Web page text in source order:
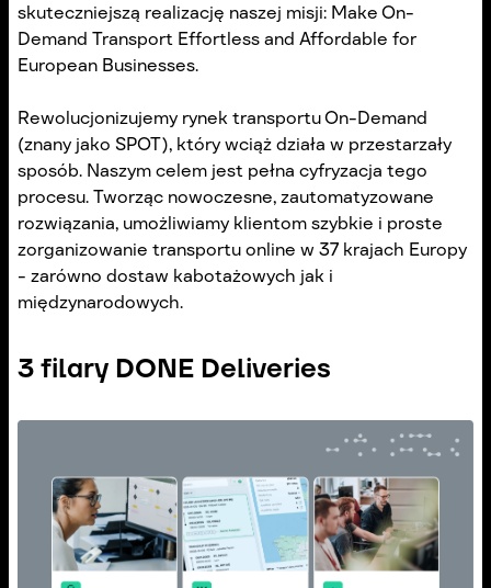
skuteczniejszą realizację naszej misji: Make On-
Demand Transport Effortless and Affordable for
European Businesses.
Rewolucjonizujemy rynek transportu On-Demand
(znany jako SPOT), który wciąż działa w przestarzały
sposób. Naszym celem jest pełna cyfryzacja tego
procesu. Tworząc nowoczesne, zautomatyzowane
rozwiązania, umożliwiamy klientom szybkie i proste
zorganizowanie transportu online w 37 krajach Europy
- zarówno dostaw kabotażowych jak i
międzynarodowych.
3 filary DONE Deliveries